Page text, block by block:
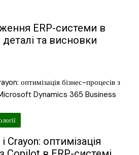
ERP-системи в
деталі та висновки
Crayon: оптимізація